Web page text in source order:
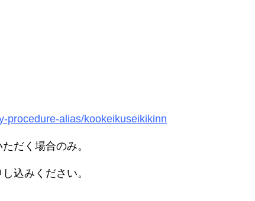
procedure-alias/kookeikuseikikinn
だく場合のみ。
込みください。